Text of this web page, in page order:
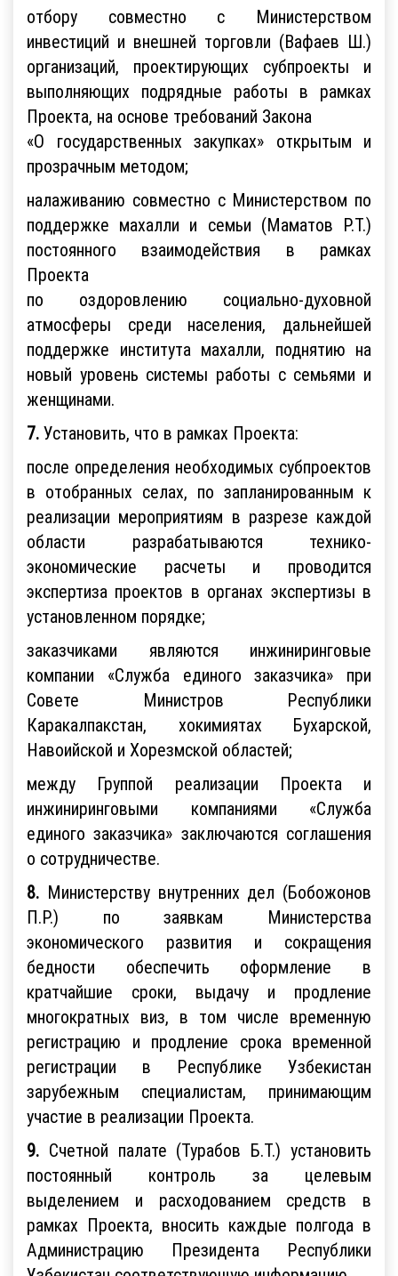
отбору совместно с Министерством
инвестиций и внешней торговли (Вафаев Ш.)
организаций, проектирующих субпроекты и
выполняющих подрядные работы в рамках
Проекта, на основе требований Закона
«О государственных закупках» открытым и
прозрачным методом;
налаживанию совместно с Министерством по
поддержке махалли и семьи (Маматов Р.Т.)
постоянного взаимодействия в рамках
Проекта
по оздоровлению социально-духовной
атмосферы среди населения, дальнейшей
поддержке института махалли, поднятию на
новый уровень системы работы с семьями и
женщинами.
7. Установить, что в рамках Проекта:
после определения необходимых субпроектов
в отобранных селах, по запланированным к
реализации мероприятиям в разрезе каждой
области разрабатываются технико-
экономические расчеты и проводится
экспертиза проектов в органах экспертизы в
установленном порядке;
заказчиками являются инжиниринговые
компании «Служба единого заказчика» при
Совете Министров Республики
Каракалпакстан, хокимиятах Бухарской,
Навоийской и Хорезмской областей;
между Группой реализации Проекта и
инжиниринговыми компаниями «Служба
единого заказчика» заключаются соглашения
о сотрудничестве.
8. Министерству внутренних дел (Бобожонов
П.Р.) по заявкам Министерства
экономического развития и сокращения
бедности обеспечить оформление в
кратчайшие сроки, выдачу и продление
многократных виз, в том числе временную
регистрацию и продление срока временной
регистрации в Республике Узбекистан
зарубежным специалистам, принимающим
участие в реализации Проекта.
9. Счетной палате (Турабов Б.Т.) установить
постоянный контроль за целевым
выделением и расходованием средств в
рамках Проекта, вносить каждые полгода в
Администрацию Президента Республики